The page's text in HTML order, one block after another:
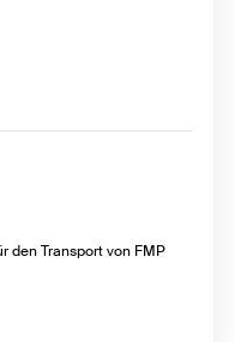
den Transport von FMP